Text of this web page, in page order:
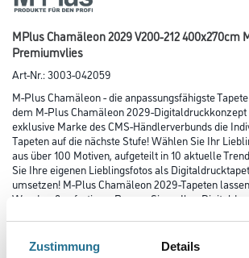
Zustimmung Details
MPlus Chamäleon 2029 V200-212 400x270cm
Premiumvlies
Art-Nr.:3003-042059
M-Plus Chamäleon - die anpassungsfähigste
dem M-Plus Chamäleon 2029-Digitaldruckkonzept
exklusive Marke des CMS-Händlerverbunds die
Tapeten auf die nächste Stufe! Wählen Sie Ihr
aus über 100 Motiven, aufgeteilt in 10 aktuelle
Sie Ihre eigenen Lieblingsfotos als
umsetzen! M-Plus Chamäleon 2029-Tapeten
Wandmaß anfertigen. Passen Sie so Ihre
Farbtonbezeichnung